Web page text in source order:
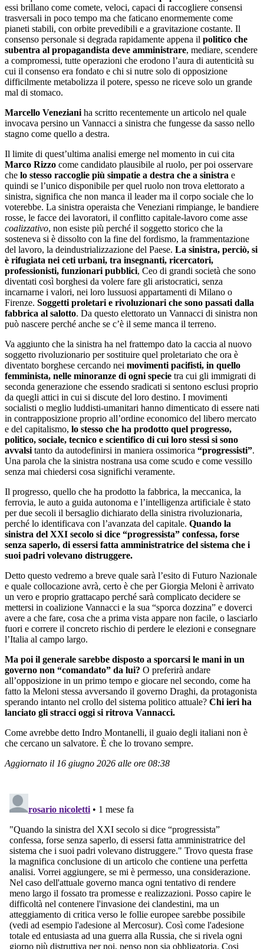
essi brillano come comete, veloci, capaci di raccogliere consensi
trasversali in poco tempo ma che faticano enormemente come
pianeti stabili, con orbite prevedibili e a gravitazione costante. Il
consenso personale si degrada rapidamente appena il politico che
subentra al propagandista deve amministrare, mediare, scendere
a compromessi, tutte operazioni che erodono l’aura di autenticità su
cui il consenso era fondato e chi si nutre solo di opposizione
difficilmente metabolizza il potere, spesso ne riceve solo un grande
mal di stomaco.
Marcello Veneziani ha scritto recentemente un articolo nel quale
invocava persino un Vannacci a sinistra che fungesse da sasso nello
stagno come quello a destra.
Il limite di quest’ultima analisi emerge nel momento in cui cita
Marco Rizzo come candidato plausibile al ruolo, per poi osservare
che lo stesso raccoglie più simpatie a destra che a sinistra e
quindi se l’unico disponibile per quel ruolo non trova elettorato a
sinistra, significa che non manca il leader ma il corpo sociale che lo
voterebbe. La sinistra operaista che Veneziani rimpiange, le bandiere
rosse, le facce dei lavoratori, il conflitto capitale-lavoro come asse
coalizzativo, non esiste più perché il soggetto storico che la
sosteneva si è dissolto con la fine del fordismo, la frammentazione
del lavoro, la deindustrializzazione del Paese. La sinistra, perciò, si
è rifugiata nei ceti urbani, tra insegnanti, ricercatori,
professionisti, funzionari pubblici, Ceo di grandi società che sono
diventati così borghesi da volere fare gli aristocratici, senza
incarnarne i valori, nei loro lussuosi appartamenti di Milano o
Firenze. Soggetti proletari e rivoluzionari che sono passati dalla
fabbrica al salotto. Da questo elettorato un Vannacci di sinistra non
può nascere perché anche se c’è il seme manca il terreno.
Va aggiunto che la sinistra ha nel frattempo dato la caccia al nuovo
soggetto rivoluzionario per sostituire quel proletariato che ora è
diventato borghese cercando nei movimenti pacifisti, in quello
femminista, nelle minoranze di ogni specie tra cui gli immigrati di
seconda generazione che essendo sradicati si sentono esclusi proprio
da quegli attici in cui si discute del loro destino. I movimenti
socialisti o meglio luddisti-umanitari hanno dimenticato di essere nati
in contrapposizione proprio all’ordine economico del libero mercato
e del capitalismo, lo stesso che ha prodotto quel progresso,
politico, sociale, tecnico e scientifico di cui loro stessi si sono
avvalsi tanto da autodefinirsi in maniera ossimorica “progressisti”.
Una parola che la sinistra nostrana usa come scudo e come vessillo
senza mai chiedersi cosa significhi veramente.
Il progresso, quello che ha prodotto la fabbrica, la meccanica, la
ferrovia, le auto a guida autonoma e l’intelligenza artificiale è stato
per due secoli il bersaglio dichiarato della sinistra rivoluzionaria,
perché lo identificava con l’avanzata del capitale. Quando la
sinistra del XXI secolo si dice “progressista” confessa, forse
senza saperlo, di essersi fatta amministratrice del sistema che i
suoi padri volevano distruggere.
Detto questo vedremo a breve quale sarà l’esito di Futuro Nazionale
e quale collocazione avrà, certo è che per Giorgia Meloni è arrivato
un vero e proprio grattacapo perché sarà complicato decidere se
mettersi in coalizione Vannacci e la sua “sporca dozzina” e doverci
avere a che fare, cosa che a prima vista appare non facile, o lasciarlo
fuori e correre il concreto rischio di perdere le elezioni e consegnare
l’Italia al campo largo.
Ma poi il generale sarebbe disposto a sporcarsi le mani in un
governo non “comandato” da lui? O preferirà andare
all’opposizione in un primo tempo e giocare nel secondo, come ha
fatto la Meloni stessa avversando il governo Draghi, da protagonista
sperando intanto nel crollo del sistema politico attuale? Chi ieri ha
lanciato gli stracci oggi si ritrova Vannacci.
Come avrebbe detto Indro Montanelli, il guaio degli italiani non è
che cercano un salvatore. È che lo trovano sempre.
Aggiornato il 16 giugno 2026 alle ore 08:38